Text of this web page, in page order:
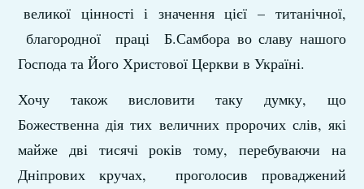
великої цінності і значення цієї – титанічної,
благородної праці Б.Самбора во славу нашого
Господа та Його Христової Церкви в Україні.
Хочу також висловити таку думку, що
Божественна дія тих величних пророчих слів, які
майже дві тисячі років тому, перебуваючи на
Дніпрових кручах, проголосив проваджений